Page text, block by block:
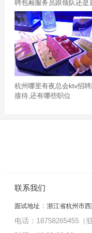
聘包厢服务员跟领队还是
杭州哪里有夜总会ktv招
接待,还有哪些职位
联系我们
面试地址 ： 浙江省杭州市
电话：18758265455（